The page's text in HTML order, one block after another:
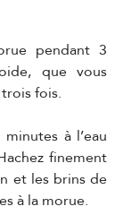
pendant 3
que vous
fois.
à l’eau
finement
et les brins de
à la morue.